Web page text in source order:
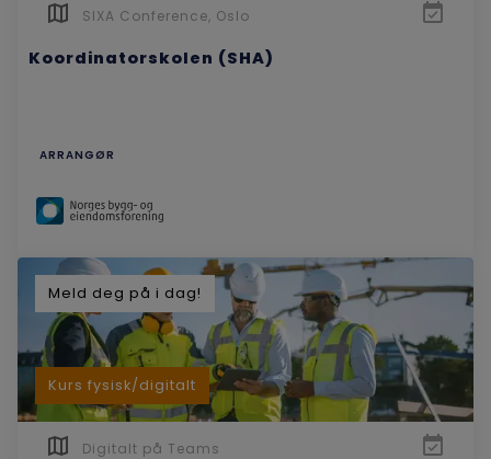
SIXA Conference, Oslo
Koordinatorskolen (SHA)
ARRANGØR
Kurs fysisk/digitalt
Meld deg på i dag!
Digitalt på Teams